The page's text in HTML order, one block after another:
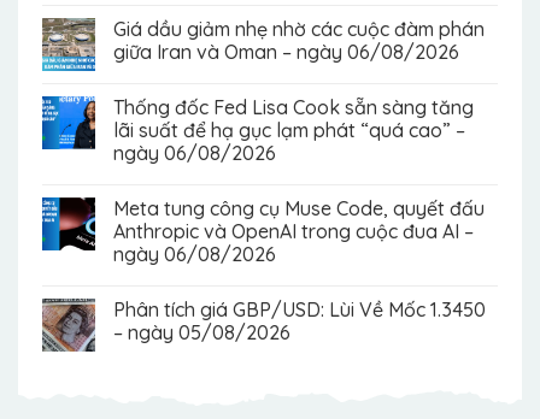
Giá dầu giảm nhẹ nhờ các cuộc đàm phán
giữa Iran và Oman – ngày 06/08/2026
Thống đốc Fed Lisa Cook sẵn sàng tăng
lãi suất để hạ gục lạm phát “quá cao” –
ngày 06/08/2026
Meta tung công cụ Muse Code, quyết đấu
Anthropic và OpenAI trong cuộc đua AI –
ngày 06/08/2026
Phân tích giá GBP/USD: Lùi Về Mốc 1.3450
– ngày 05/08/2026